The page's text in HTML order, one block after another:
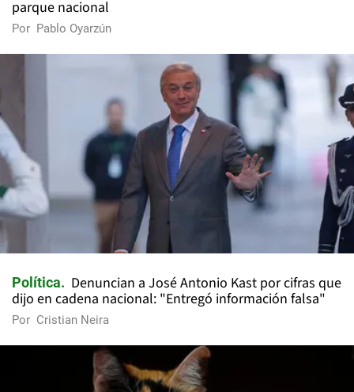
parque nacional
Por Pablo Oyarzún
Política
Denuncian a José Antonio Kast por cifras que
dijo en cadena nacional: "Entregó información falsa"
Por Cristian Neira